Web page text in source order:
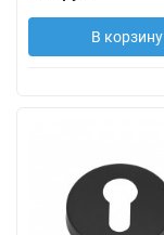
В корзину